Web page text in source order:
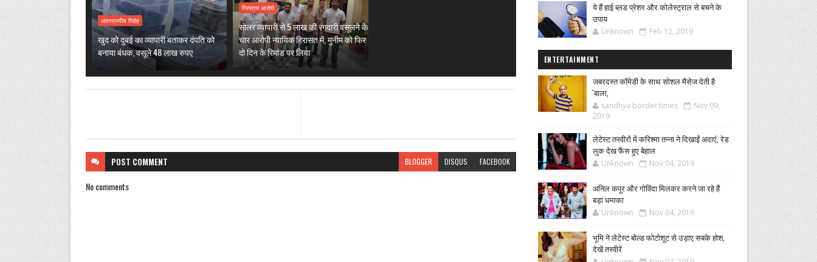
अंतरराज्यीय गिरोह
खुद को दुबई का व्यापारी बताकर दंपति को
बनाया बंधक, वसूले 48 लाख रुपए
गिरफ्तार आरोपी
सोलर व्यापारी से 5 लाख की रंगदारी वसूलने के
चार आरोपी न्यायिक हिरासत में, मुनीम को फिर
दो दिन के रिमांड पर लिया
POST COMMENT BLOGGER DISQUS FACEBOOK
No comments
ये हैं हाई ब्लड प्रेशर और कोलेस्ट्राल से बचने के
उपाय
Unknown Feb 12, 2019
ENTERTAINMENT
जबरदस्त कॉमेडी के साथ सोशल मैसेज देती है
'बाला,
sandhya border times
Nov 09,
2019
लेटेस्ट तस्वीरों में करिश्मा तन्ना ने दिखाईं अदाएं, रेड
लुक देख फैंस हुए बेहाल
Unknown Nov 04, 2019
अनिल कपूर और गोविंदा मिलकर करने जा रहे हैं
बड़ा धमाका
Unknown Nov 04, 2019
भूमि ने लेटेस्ट बोल्ड फोटोशूट से उड़ाए सबके होश,
देखें तस्वीरें